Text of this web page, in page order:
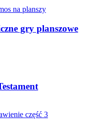
gry planszowe